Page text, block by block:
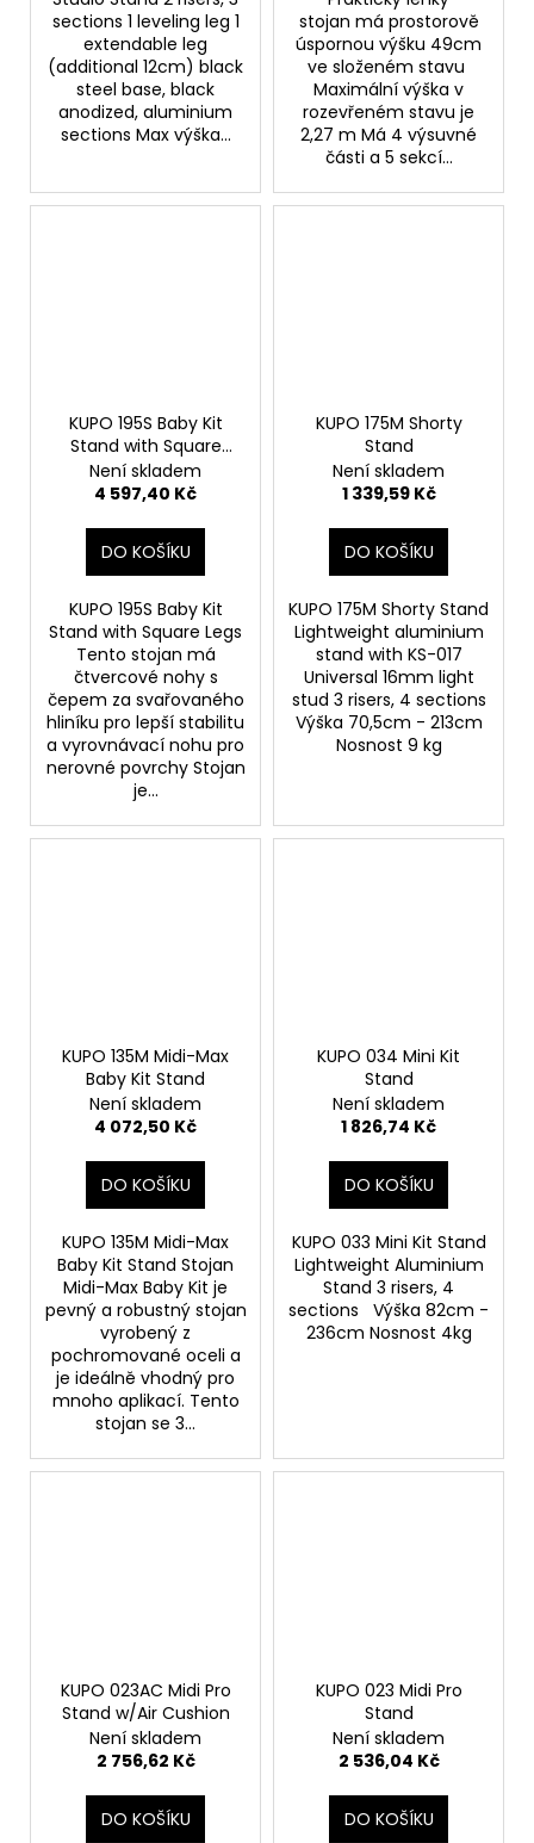
sections 1 leveling leg 1
extendable leg
(additional 12cm) black
steel base, black
anodized, aluminium
sections Max výška...
stojan má prostorově
úspornou výšku 49cm
ve složeném stavu
Maximální výška v
rozevřeném stavu je
2,27 m Má 4 výsuvné
části a 5 sekcí...
KUPO 195S Baby Kit
Stand with Square
Legs
Není skladem
4 597,40 Kč
DO KOŠÍKU
KUPO 195S Baby Kit
Stand with Square Legs
Tento stojan má
čtvercové nohy s
čepem za svařovaného
hliníku pro lepší stabilitu
a vyrovnávací nohu pro
nerovné povrchy Stojan
je...
KUPO 175M Shorty
Stand
Není skladem
1 339,59 Kč
DO KOŠÍKU
KUPO 175M Shorty Stand
Lightweight aluminium
stand with KS-017
Universal 16mm light
stud 3 risers, 4 sections
Výška 70,5cm - 213cm
Nosnost 9 kg
KUPO 135M Midi-Max
Baby Kit Stand
Není skladem
4 072,50 Kč
DO KOŠÍKU
KUPO 135M Midi-Max
Baby Kit Stand Stojan
Midi-Max Baby Kit je
pevný a robustný stojan
vyrobený z
pochromované oceli a
je ideálně vhodný pro
mnoho aplikací. Tento
stojan se 3...
KUPO 034 Mini Kit
Stand
Není skladem
1 826,74 Kč
DO KOŠÍKU
KUPO 033 Mini Kit Stand
Lightweight Aluminium
Stand 3 risers, 4
sections Výška 82cm -
236cm Nosnost 4kg
KUPO 023AC Midi Pro
Stand w/Air Cushion
Není skladem
2 756,62 Kč
DO KOŠÍKU
KUPO 023 Midi Pro
Stand
Není skladem
2 536,04 Kč
DO KOŠÍKU